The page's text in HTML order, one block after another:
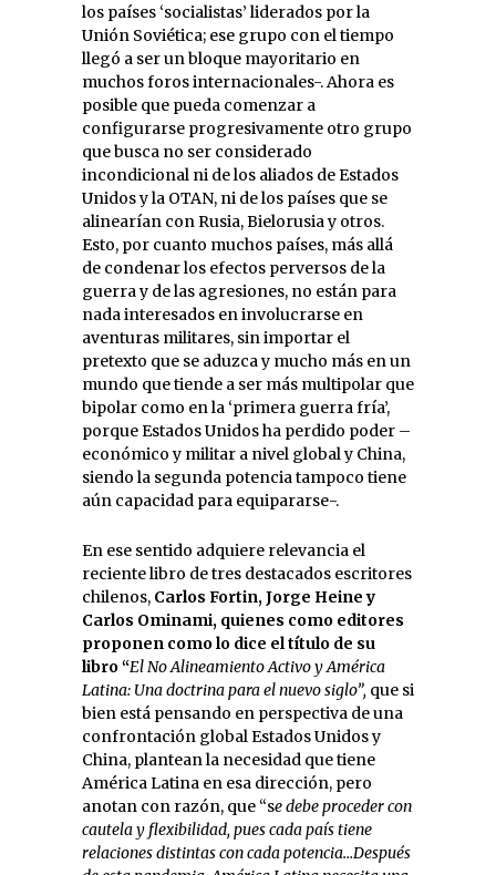
los países ‘socialistas’ liderados por la
Unión Soviética; ese grupo con el tiempo
llegó a ser un bloque mayoritario en
muchos foros internacionales-. Ahora es
posible que pueda comenzar a
configurarse progresivamente otro grupo
que busca no ser considerado
incondicional ni de los aliados de Estados
Unidos y la OTAN, ni de los países que se
alinearían con Rusia, Bielorusia y otros.
Esto, por cuanto muchos países, más allá
de condenar los efectos perversos de la
guerra y de las agresiones, no están para
nada interesados en involucrarse en
aventuras militares, sin importar el
pretexto que se aduzca y mucho más en un
mundo que tiende a ser más multipolar que
bipolar como en la ‘primera guerra fría’,
porque Estados Unidos ha perdido poder –
económico y militar a nivel global y China,
siendo la segunda potencia tampoco tiene
aún capacidad para equipararse-.
En ese sentido adquiere relevancia el
reciente libro de tres destacados escritores
chilenos, Carlos Fortin, Jorge Heine y
Carlos Ominami, quienes como editores
proponen como lo dice el título de su
libro “El No Alineamiento Activo y América
Latina: Una doctrina para el nuevo siglo”, que si
bien está pensando en perspectiva de una
confrontación global Estados Unidos y
China, plantean la necesidad que tiene
América Latina en esa dirección, pero
anotan con razón, que “se debe proceder con
cautela y flexibilidad, pues cada país tiene
relaciones distintas con cada potencia…Después